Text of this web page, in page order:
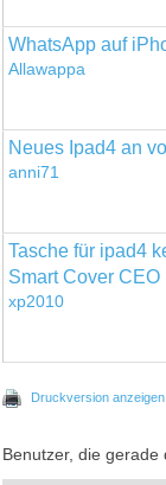
WhatsApp auf
Allawappa
Neues Ipad4 an
anni71
Tasche für ipad4
Smart Cover CEO
xp2010
Druckversion anzeigen
Benutzer, die